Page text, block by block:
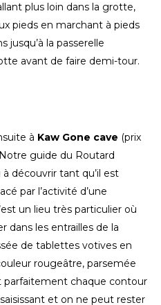
plus loin dans la grotte,
pieds en marchant à pieds
jusqu’à la passerelle
avant de faire demi-tour.
à Kaw Gone cave (prix
guide du Routard
à découvrir tant qu’il est
par l’activité d’une
un lieu très particulier où
dans les entrailles de la
de tablettes votives en
rougeâtre, parsemée
parfaitement chaque contour
et on ne peut rester